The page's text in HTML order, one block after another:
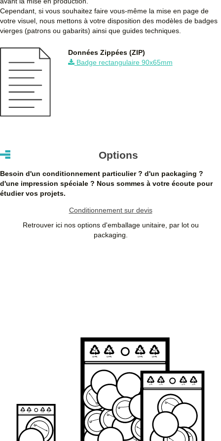
1000 0,740 € 0,888 € 888,00 €
1750 0,720 € 0,864 € 1 512,00 €
0,710 € 0,852 €
5000
Quantités
TVA intra-communautaire
paient le prix HT.
Cependant, si vous souhaitez faire vous-même la mise en page de
votre visuel, nous mettons à votre disposition des modèles de badges
vierges (patrons ou gabarits) ainsi que guides techniques.
Données Zippées (ZIP)
Badge rectangulaire 90x65mm
Options
Besoin d'un conditionnement particulier ? d'un packaging ?
d'une impression spéciale ? Nous sommes à votre écoute pour
étudier vos projets.
Conditionnement sur devis
Retrouver ici nos options d'emballage unitaire, par lot ou
packaging.